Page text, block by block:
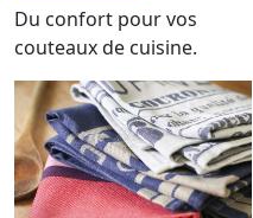
Du confort pour vos
couteaux de cuisine.